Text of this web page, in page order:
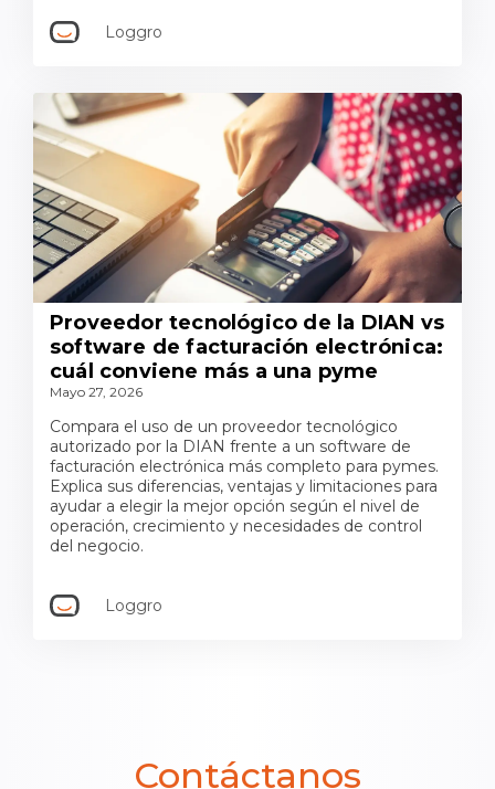
Loggro
Proveedor tecnológico de la DIAN vs
software de facturación electrónica:
cuál conviene más a una pyme
Mayo 27, 2026
Compara el uso de un proveedor tecnológico
autorizado por la DIAN frente a un software de
facturación electrónica más completo para pymes.
Explica sus diferencias, ventajas y limitaciones para
ayudar a elegir la mejor opción según el nivel de
operación, crecimiento y necesidades de control
del negocio.
Loggro
Contáctanos